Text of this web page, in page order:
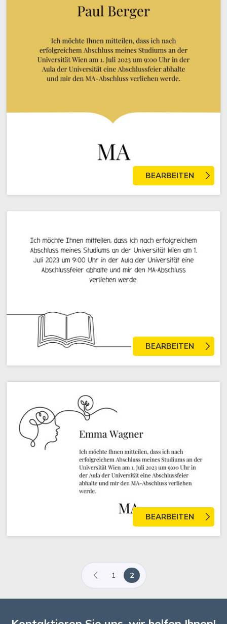
BEARBEITEN
BEARBEITEN
BEARBEITEN
1 2